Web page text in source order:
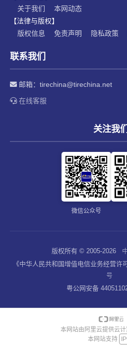
关于我们
本网动态
【法律与版权】
版权信息
免责声明 隐私政策
联系我们
邮箱： tirechina@tirechina.net
在线客服
关注我们
微信公众号
版权所有 © 2005-2026
《中华人民共和国增值电信业务经营许
号
粤公网安备
本网站由阿里云提供云
本网站支持